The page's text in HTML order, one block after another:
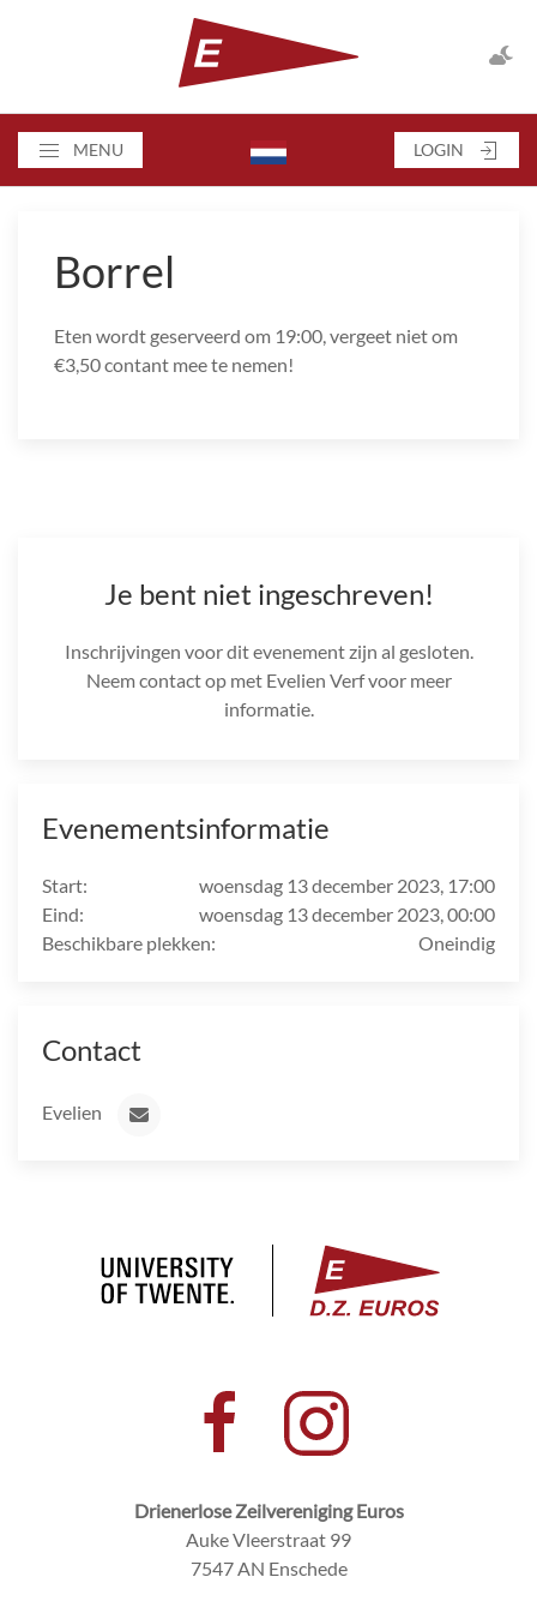
MENU LOGIN
Borrel
Eten wordt geserveerd om 19:00, vergeet niet om
€3,50 contant mee te nemen!
Je bent niet ingeschreven!
Inschrijvingen voor dit evenement zijn al gesloten.
Neem contact op met Evelien Verf voor meer
informatie.
Evenementsinformatie
Start:
woensdag 13 december 2023, 17:00
Eind:
woensdag 13 december 2023, 00:00
Beschikbare plekken:
Oneindig
Contact
Evelien
Drienerlose Zeilvereniging Euros
Auke Vleerstraat 99
7547 AN Enschede